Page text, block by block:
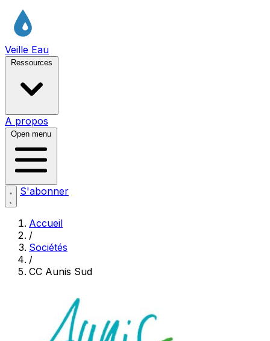
Veille Eau
Ressources
A propos
Open menu
S'abonner
Accueil
/
Sociétés
/
CC Aunis Sud